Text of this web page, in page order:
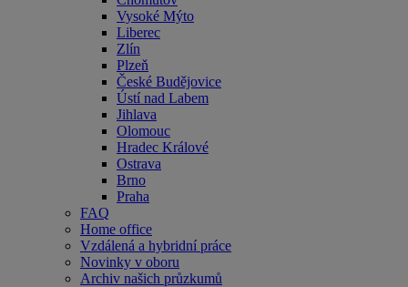
Vysoké Mýto
Liberec
Zlín
Plzeň
České Budějovice
Ústí nad Labem
Jihlava
Olomouc
Hradec Králové
Ostrava
Brno
Praha
FAQ
Home office
Vzdálená a hybridní práce
Novinky v oboru
Archiv našich průzkumů